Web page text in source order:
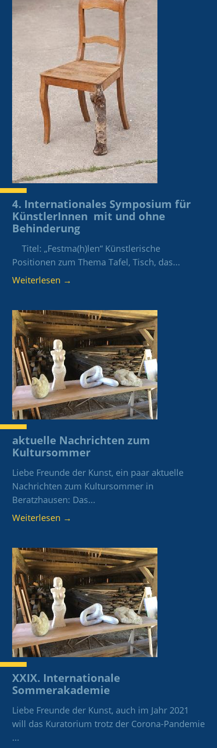
4. Internationales Symposium für
KünstlerInnen mit und ohne
Behinderung
Titel: „Festma(h)len“ Künstlerische
Positionen zum Thema Tafel, Tisch, das...
Weiterlesen →
aktuelle Nachrichten zum
Kultursommer
Liebe Freunde der Kunst, ein paar aktuelle
Nachrichten zum Kultursommer in
Beratzhausen: Das...
Weiterlesen →
XXIX. Internationale
Sommerakademie
Liebe Freunde der Kunst, auch im Jahr 2021
will das Kuratorium trotz der Corona-Pandemie
...